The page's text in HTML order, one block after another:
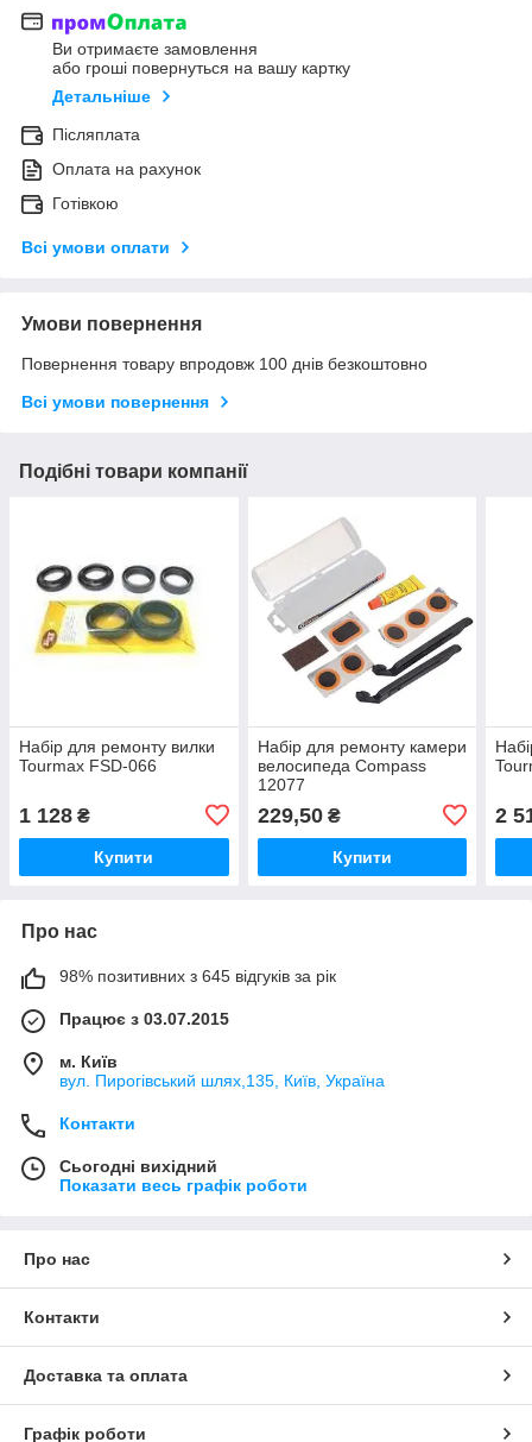
Ви отримаєте замовлення
або гроші повернуться на вашу картку
Детальніше
Післяплата
Оплата на рахунок
Готівкою
Всі умови оплати
Умови повернення
Повернення товару впродовж 100 днів безкоштовно
Всі умови повернення
Подібні товари компанії
Набір для ремонту вилки
Tourmax FSD-066
1 128 ₴
Купити
Набір для ремонту камери
велосипеда Compass
12077
229,50₴
Купити
2
Про нас
98% позитивних з 645 відгуків за рік
Працює з 03.07.2015
м. Київ
вул. Пирогівський шлях,135, Київ, Україна
Контакти
Сьогодні вихідний
Показати весь графік роботи
Про нас
Контакти
Доставка та оплата
Графік роботи